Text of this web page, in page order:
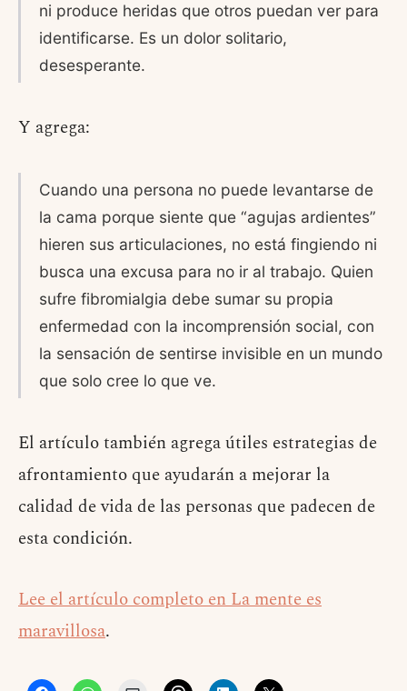
ni produce heridas que otros puedan ver para
identificarse. Es un dolor solitario,
desesperante.
Y agrega:
Cuando una persona no puede levantarse de
la cama porque siente que “agujas ardientes”
hieren sus articulaciones, no está fingiendo ni
busca una excusa para no ir al trabajo. Quien
sufre fibromialgia debe sumar su propia
enfermedad con la incomprensión social, con
la sensación de sentirse invisible en un mundo
que solo cree lo que ve.
El artículo también agrega útiles estrategias de
afrontamiento que ayudarán a mejorar la
calidad de vida de las personas que padecen de
esta condición.
Lee el artículo completo en La mente es
maravillosa.